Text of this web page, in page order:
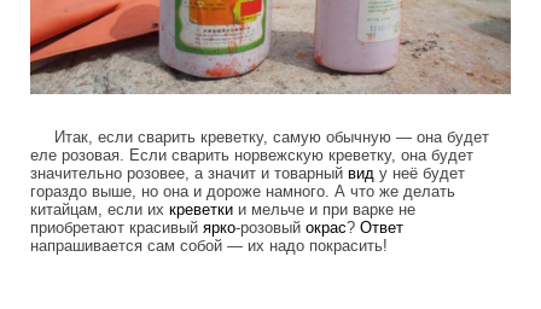
Итак, если сварить креветку, самую обычную — она будет
еле розовая. Если сварить норвежскую креветку, она будет
значительно розовее, а значит и товарный вид у неё будет
гораздо выше, но она и дороже намного. А что же делать
китайцам, если их креветки и мельче и при варке не
приобретают красивый ярко-розовый окрас? Ответ
напрашивается сам собой — их надо покрасить!